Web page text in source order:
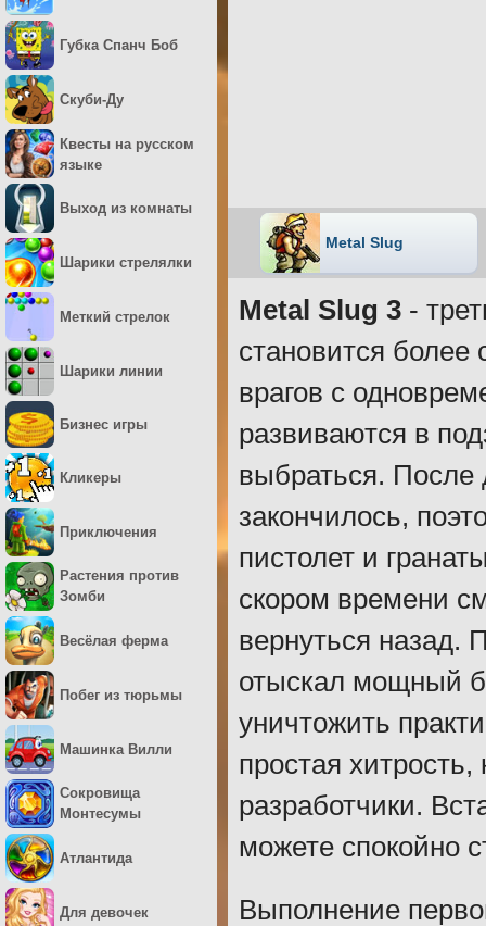
Metal Slug
Metal Slug 3 -
становится более
врагов с
развиваются в
выбраться. После
закончилось,
пистолет и
скором времени
вернуться назад.
отыскал мощный
уничтожить
простая
разработчики.
можете спокойно
Выполнение
Губка Спанч Боб
Скуби-Ду
Квесты на русском
языке
Выход из комнаты
Шарики стрелялки
Меткий стрелок
Шарики линии
Бизнес игры
Кликеры
Приключения
Растения против
Зомби
Весёлая ферма
Побег из тюрьмы
Машинка Вилли
Сокровища
Монтесумы
Атлантида
Для девочек